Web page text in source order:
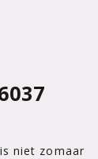
niet zomaar